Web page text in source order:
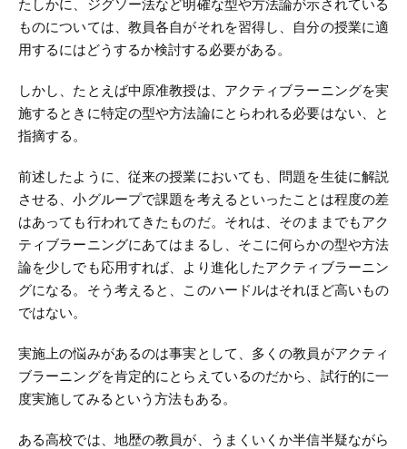
たしかに、ジグソー法など明確な型や方法論が示されている
ものについては、教員各自がそれを習得し、自分の授業に適
用するにはどうするか検討する必要がある。
しかし、たとえば中原准教授は、アクティブラーニングを実
施するときに特定の型や方法論にとらわれる必要はない、と
指摘する。
前述したように、従来の授業においても、問題を生徒に解説
させる、小グループで課題を考えるといったことは程度の差
はあっても行われてきたものだ。それは、そのままでもアク
ティブラーニングにあてはまるし、そこに何らかの型や方法
論を少しでも応用すれば、より進化したアクティブラーニン
グになる。そう考えると、このハードルはそれほど高いもの
ではない。
実施上の悩みがあるのは事実として、多くの教員がアクティ
ブラーニングを肯定的にとらえているのだから、試行的に一
度実施してみるという方法もある。
ある高校では、地歴の教員が、うまくいくか半信半疑ながら